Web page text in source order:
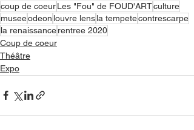
coup de coeurLes "Fou" de FOUD'ARTculture
museeodeon louvre lensla tempetecontrescarpe
la renaissancerentree 2020
Coup de coeur
Théâtre
Expo